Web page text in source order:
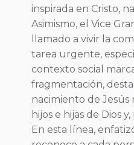
inspirada en Cristo,
Asimismo, el Vice
llamado a vivir la
tarea urgente,
contexto social
fragmentación,
nacimiento de Jesús
hijos e hijas de Dios
En esta línea,